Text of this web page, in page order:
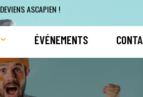
DEVIENS ASCAPIEN !
ÉVÉNEMENTS